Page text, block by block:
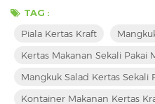
TAG :
Piala Kertas Kraft
Kertas Makanan Sekali Pakai
Mangkuk Salad Kertas Sekali
Kontainer Makanan Kertas